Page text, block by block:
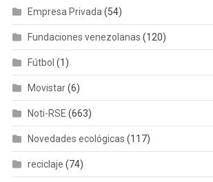
Empresa Privada(54)
Fundaciones venezolanas (120)
Fútbol (1)
Movistar(6)
Noti-RSE (663)
Novedades ecológicas (117)
reciclaje (74)